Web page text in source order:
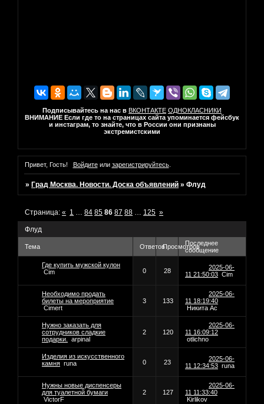
Подписывайтесь на нас в ВКОНТАКТЕ ОДНОКЛАСНИКИ
ВНИМАНИЕ Если где то на страницах сайта упоминается фейсбук
и инстаграм, то знайте, что в России они признаны
экстремистскими
Привет, Гость! Войдитеили зарегистрируйтесь.
» Град Москва. Новости. Доска объявлений »Флуд
Флуд
Страница:« 1 84 85 86 87 88 125 »
Тема ОтветовПросмотровПоследнее
сообщение
Где купить мужской кулон
Cim
0 28
2025-06-
11 21:50:03 Cim
Необходимо продать
билеты на мероприятие
Cimert
3 133
2025-06-
11 18:19:40
Никита Ас
Нужно заказать для
сотрудников сладкие
подарки.
arpinal
2 120
2025-06-
11 16:09:12
otlichno
Изделия из искусственного
камня runa 0 23
2025-06-
11 12:34:53 runa
Нужны новые диспенсеры
для туалетной бумаги
VictorF
2 127
2025-06-
11 11:33:40
Kirlikov